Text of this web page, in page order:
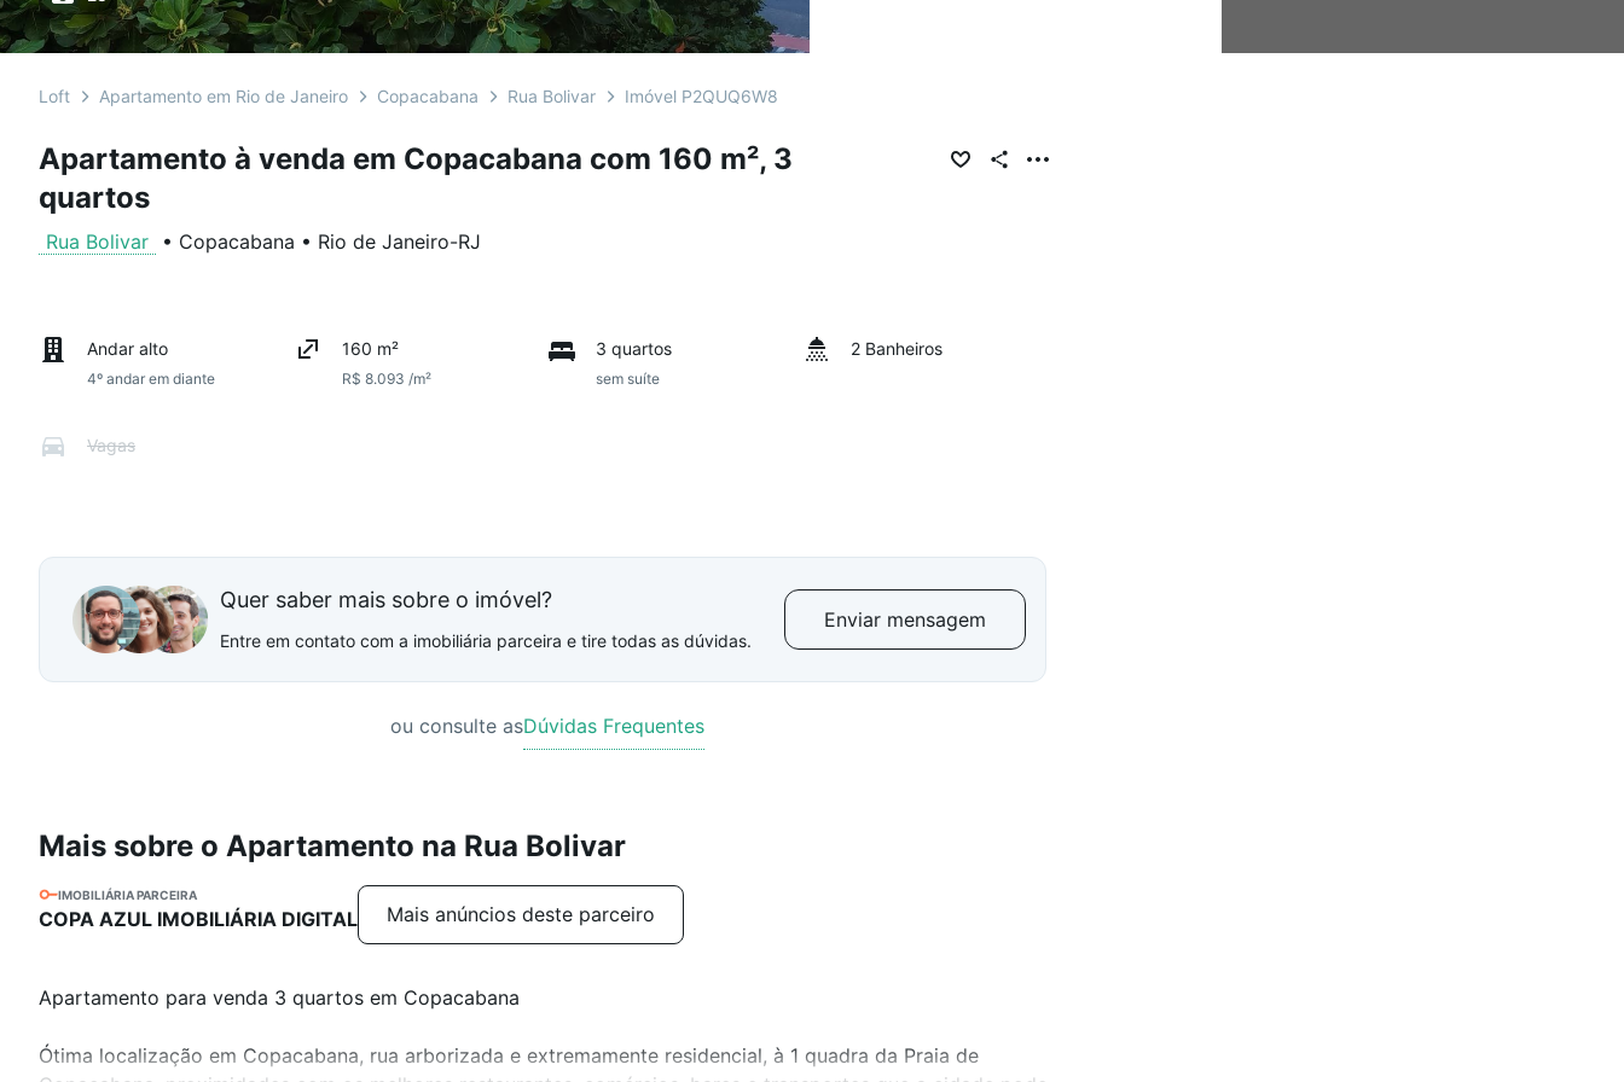
Loft Apartamento em Rio de Janeiro Copacabana Rua Bolivar Imóvel P2QUQ6W8
Apartamento à venda em Copacabana com 160 m², 3
quartos
Rua Bolivar • Copacabana • Rio de Janeiro-RJ
Andar alto
4º andar em diante
160 m²
R$ 8.093 /m²
3 quartos
sem suíte
2 Banheiros
Vagas
Quer saber mais sobre o imóvel?
Entre em contato com a imobiliária parceira e tire todas as dúvidas.
Enviar mensagem
ou consulte asDúvidas Frequentes
Mais sobre o Apartamento na Rua Bolivar
IMOBILIÁRIA PARCEIRA
COPA AZUL IMOBILIÁRIA DIGITAL Mais anúncios deste parceiro
Apartamento para venda 3 quartos em Copacabana
Ótima localização em Copacabana, rua arborizada e extremamente residencial, à 1 quadra da Praia de